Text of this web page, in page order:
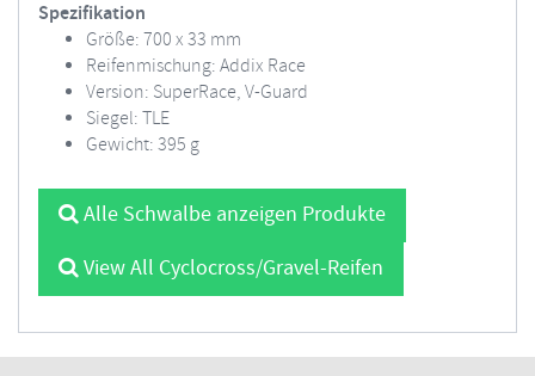
Spezifikation
Größe: 700 x 33 mm
Reifenmischung: Addix Race
Version: SuperRace, V-Guard
Siegel: TLE
Gewicht: 395 g
Alle Schwalbe anzeigen Produkte
View All Cyclocross/Gravel-Reifen